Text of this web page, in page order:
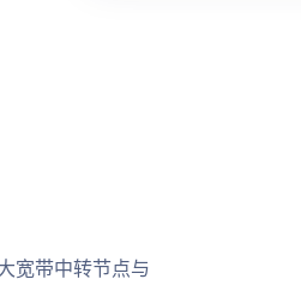
宽带中转节点与